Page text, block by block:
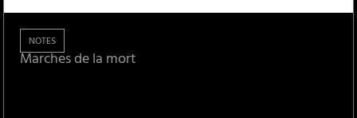
NOTES
Marches de la mort